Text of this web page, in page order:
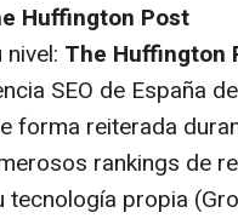
Huffington Post
The Huffington
SEO de España
forma reiterada
rankings de
tecnología propia